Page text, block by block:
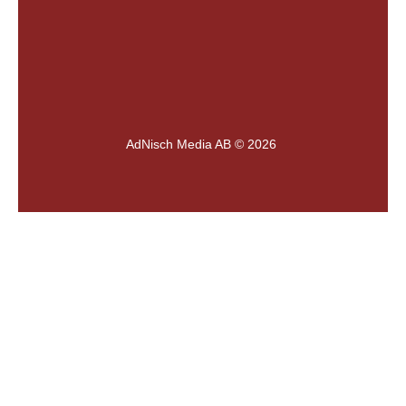
AdNisch Media AB © 2026